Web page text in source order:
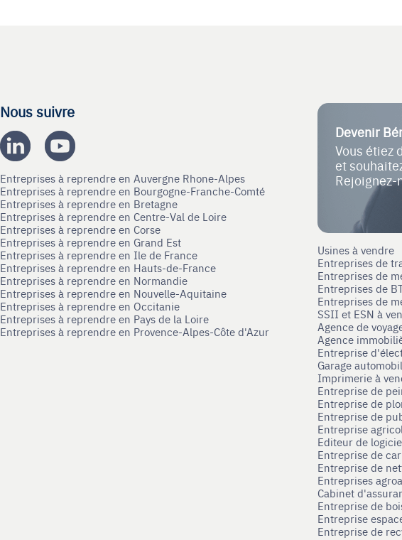
Nous suivre
Entreprises à reprendre en Auvergne Rhone-Alpes
Entreprises à reprendre en Bourgogne-Franche-Comté
Entreprises à reprendre en Bretagne
Entreprises à reprendre en Centre-Val de Loire
Entreprises à reprendre en Corse
Entreprises à reprendre en Grand Est
Entreprises à reprendre en Ile de France
Entreprises à reprendre en Hauts-de-France
Entreprises à reprendre en Normandie
Entreprises à reprendre en Nouvelle-Aquitaine
Entreprises à reprendre en Occitanie
Entreprises à reprendre en Pays de la Loire
Entreprises à reprendre en Provence-Alpes-Côte d'Azur
Devenir
Vous étiez
et
Usines à vendre
Entreprises de
Entreprises de
Entreprises de
Entreprises de
SSII et ESN à
Agence de
Agence
Entreprise
Garage
Imprimerie à
Entreprise de
Entreprise de
Entreprise de
Entreprise
Editeur de
Entreprise de
Entreprise de
Entreprises
Cabinet
Entreprise de
Entreprise
Entreprise de